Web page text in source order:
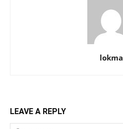
lokma
LEAVE A REPLY